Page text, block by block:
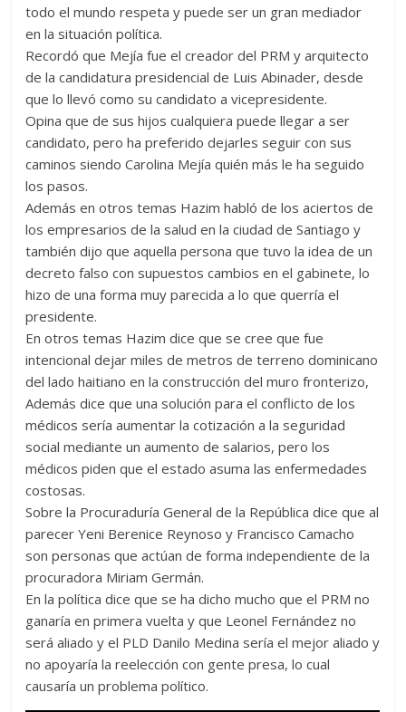
todo el mundo respeta y puede ser un gran mediador
en la situación política.
Recordó que Mejía fue el creador del PRM y arquitecto
de la candidatura presidencial de Luis Abinader, desde
que lo llevó como su candidato a vicepresidente.
Opina que de sus hijos cualquiera puede llegar a ser
candidato, pero ha preferido dejarles seguir con sus
caminos siendo Carolina Mejía quién más le ha seguido
los pasos.
Además en otros temas Hazim habló de los aciertos de
los empresarios de la salud en la ciudad de Santiago y
también dijo que aquella persona que tuvo la idea de un
decreto falso con supuestos cambios en el gabinete, lo
hizo de una forma muy parecida a lo que querría el
presidente.
En otros temas Hazim dice que se cree que fue
intencional dejar miles de metros de terreno dominicano
del lado haitiano en la construcción del muro fronterizo,
Además dice que una solución para el conflicto de los
médicos sería aumentar la cotización a la seguridad
social mediante un aumento de salarios, pero los
médicos piden que el estado asuma las enfermedades
costosas.
Sobre la Procuraduría General de la República dice que al
parecer Yeni Berenice Reynoso y Francisco Camacho
son personas que actúan de forma independiente de la
procuradora Miriam Germán.
En la política dice que se ha dicho mucho que el PRM no
ganaría en primera vuelta y que Leonel Fernández no
será aliado y el PLD Danilo Medina sería el mejor aliado y
no apoyaría la reelección con gente presa, lo cual
causaría un problema político.